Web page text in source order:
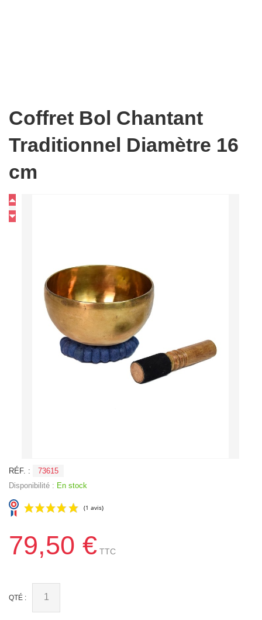
Coffret Bol Chantant
Traditionnel Diamètre 16
cm
RÉF. :
73615
Disponibilité : En stock
79,50 € TTC
QTÉ :